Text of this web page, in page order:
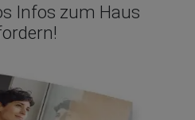
Infos zum Haus